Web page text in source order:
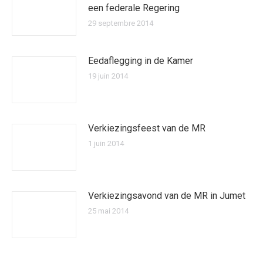
een federale Regering
29 septembre 2014
Eedaflegging in de Kamer
19 juin 2014
Verkiezingsfeest van de MR
1 juin 2014
Verkiezingsavond van de MR in Jumet
25 mai 2014